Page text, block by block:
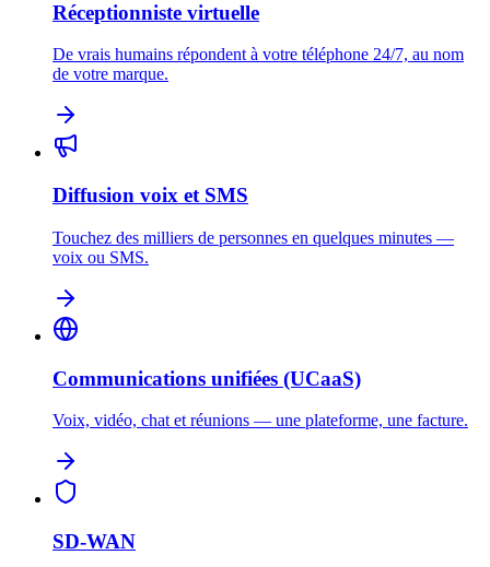
Réceptionniste virtuelle
De vrais humains répondent à votre téléphone 24/7, au nom
de votre marque.
Diffusion voix et SMS
Touchez des milliers de personnes en quelques minutes —
voix ou SMS.
Communications unifiées (UCaaS)
Voix, vidéo, chat et réunions — une plateforme, une facture.
SD-WAN